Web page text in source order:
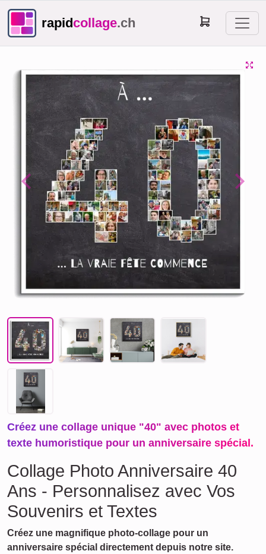
rapidcollage.ch
Previous Next
Créez une collage unique "40" avec photos et
texte humoristique pour un anniversaire spécial.
Collage Photo Anniversaire 40
Ans - Personnalisez avec Vos
Souvenirs et Textes
Créez une magnifique photo-collage pour un
anniversaire spécial directement depuis notre site.